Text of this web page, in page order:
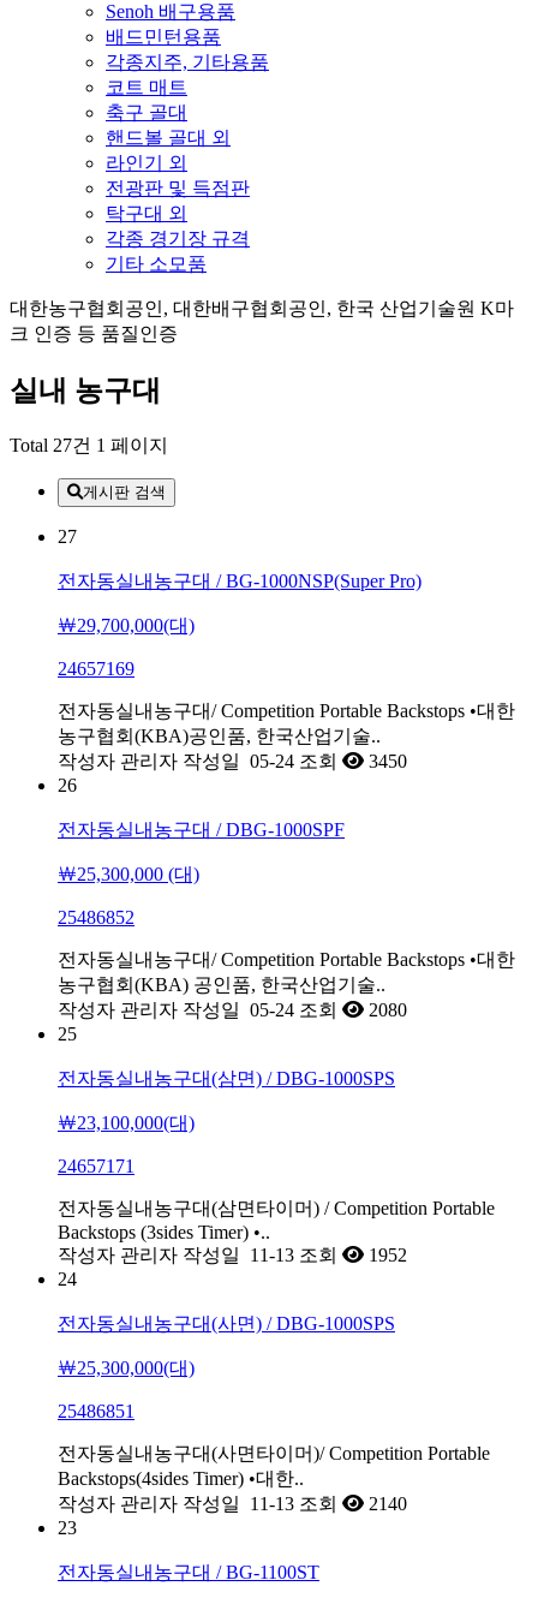
Senoh 배구용품
배드민턴용품
각종지주, 기타용품
코트 매트
축구 골대
핸드볼 골대 외
라인기 외
전광판 및 득점판
탁구대 외
각종 경기장 규격
기타 소모품
대한농구협회공인, 대한배구협회공인, 한국 산업기술원 K마
크 인증 등 품질인증
실내 농구대
Total 27건 1 페이지
게시판 검색
27
전자동실내농구대 / BG-1000NSP(Super Pro)
￦29,700,000(대)
24657169
전자동실내농구대/ Competition Portable Backstops •대한
농구협회(KBA)공인품, 한국산업기술..
작성자 관리자 작성일 05-24 조회
3450
26
전자동실내농구대 / DBG-1000SPF
￦25,300,000 (대)
25486852
전자동실내농구대/ Competition Portable Backstops •대한
농구협회(KBA) 공인품, 한국산업기술..
작성자 관리자 작성일 05-24 조회
2080
25
전자동실내농구대(삼면) / DBG-1000SPS
￦23,100,000(대)
24657171
전자동실내농구대(삼면타이머) / Competition Portable
Backstops (3sides Timer) •..
작성자 관리자 작성일 11-13 조회
1952
24
전자동실내농구대(사면) / DBG-1000SPS
￦25,300,000(대)
25486851
전자동실내농구대(사면타이머)/ Competition Portable
Backstops(4sides Timer) •대한..
작성자 관리자 작성일 11-13 조회
2140
23
전자동실내농구대 / BG-1100ST